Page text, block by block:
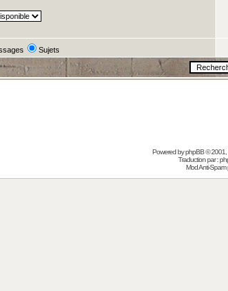
Sujets
Powered byphpBB© 2001,
Traduction par :
Mod Anti-